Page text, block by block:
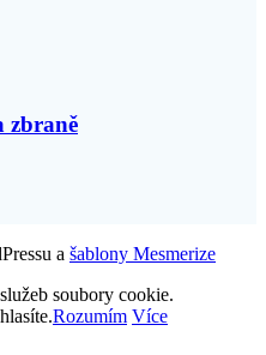
zbraně
a šablony Mesmerize
soubory cookie.
Rozumím Více